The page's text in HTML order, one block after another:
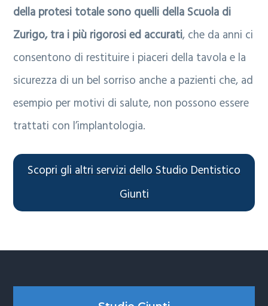
della protesi totale sono quelli della Scuola di
Zurigo, tra i più rigorosi ed accurati, che da anni ci
consentono di restituire i piaceri della tavola e la
sicurezza di un bel sorriso anche a pazienti che, ad
esempio per motivi di salute, non possono essere
trattati con l’implantologia.
Scopri gli altri servizi dello Studio Dentistico
Giunti